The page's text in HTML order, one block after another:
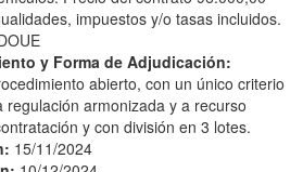
impuestos y/o tasas incluidos.
y Forma de Adjudicación:
abierto, con un único criterio
regulación armonizada y a recurso
y con división en 3 lotes.
15/11/2024